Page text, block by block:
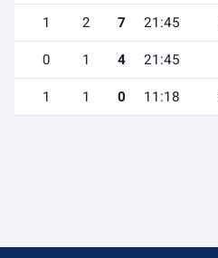
21:45
7
2
1
21:45
4
1
0
11:18
0
1
1